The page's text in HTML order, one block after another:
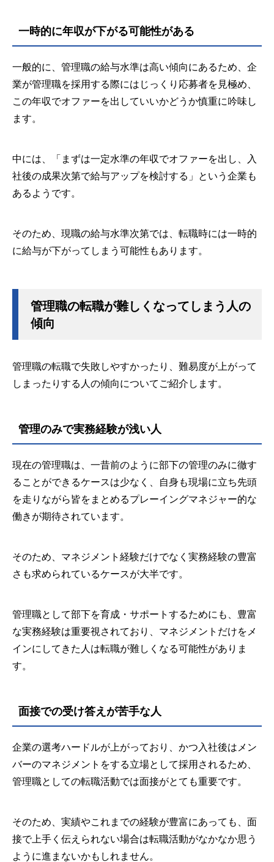
一時的に年収が下がる可能性がある
一般的に、管理職の給与水準は高い傾向にあるため、企
業が管理職を採用する際にはじっくり応募者を見極め、
この年収でオファーを出していいかどうか慎重に吟味し
ます。
中には、「まずは一定水準の年収でオファーを出し、入
社後の成果次第で給与アップを検討する」という企業も
あるようです。
そのため、現職の給与水準次第では、転職時には一時的
に給与が下がってしまう可能性もあります。
管理職の転職が難しくなってしまう人の
傾向
管理職の転職で失敗しやすかったり、難易度が上がって
しまったりする人の傾向についてご紹介します。
管理のみで実務経験が浅い人
現在の管理職は、一昔前のように部下の管理のみに徹す
ることができるケースは少なく、自身も現場に立ち先頭
を走りながら皆をまとめるプレーイングマネジャー的な
働きが期待されています。
そのため、マネジメント経験だけでなく実務経験の豊富
さも求められているケースが大半です。
管理職として部下を育成・サポートするためにも、豊富
な実務経験は重要視されており、マネジメントだけをメ
インにしてきた人は転職が難しくなる可能性がありま
す。
面接での受け答えが苦手な人
企業の選考ハードルが上がっており、かつ入社後はメン
バーのマネジメントをする立場として採用されるため、
管理職としての転職活動では面接がとても重要です。
そのため、実績やこれまでの経験が豊富にあっても、面
接で上手く伝えられない場合は転職活動がなかなか思う
ように進まないかもしれません。